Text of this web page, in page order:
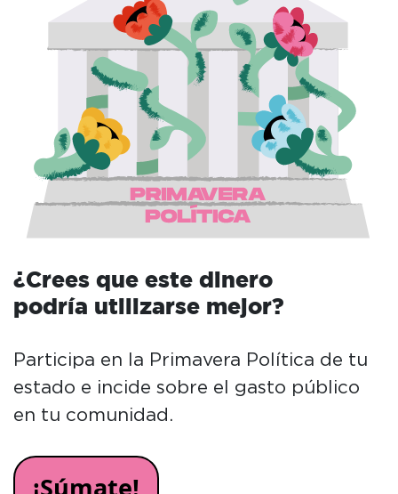
¿Crees que este dinero
podría utilizarse mejor?
Participa en la Primavera Política de tu
estado e incide sobre el gasto público
en tu comunidad.
¡Súmate!